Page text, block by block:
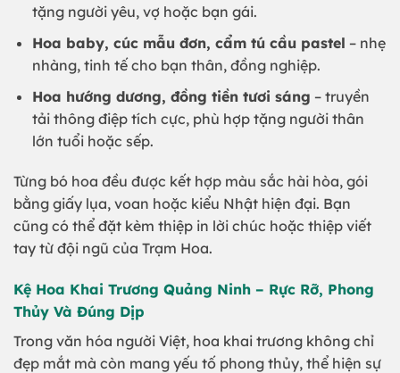
tặng người yêu, vợ hoặc bạn gái.
Hoa baby, cúc mẫu đơn, cẩm tú cầu pastel – nhẹ
nhàng, tinh tế cho bạn thân, đồng nghiệp.
Hoa hướng dương, đồng tiền tươi sáng – truyền
tải thông điệp tích cực, phù hợp tặng người thân
lớn tuổi hoặc sếp.
Từng bó hoa đều được kết hợp màu sắc hài hòa, gói
bằng giấy lụa, voan hoặc kiểu Nhật hiện đại. Bạn
cũng có thể đặt kèm thiệp in lời chúc hoặc thiệp viết
tay từ đội ngũ của Trạm Hoa.
Kệ Hoa Khai Trương Quảng Ninh – Rực Rỡ, Phong
Thủy Và Đúng Dịp
Trong văn hóa người Việt, hoa khai trương không chỉ
đẹp mắt mà còn mang yếu tố phong thủy, thể hiện sự